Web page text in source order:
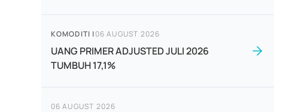
KOMODITI |06 AUGUST 2026
UANG PRIMER ADJUSTED JULI 2026
TUMBUH 17,1%
06 AUGUST 2026